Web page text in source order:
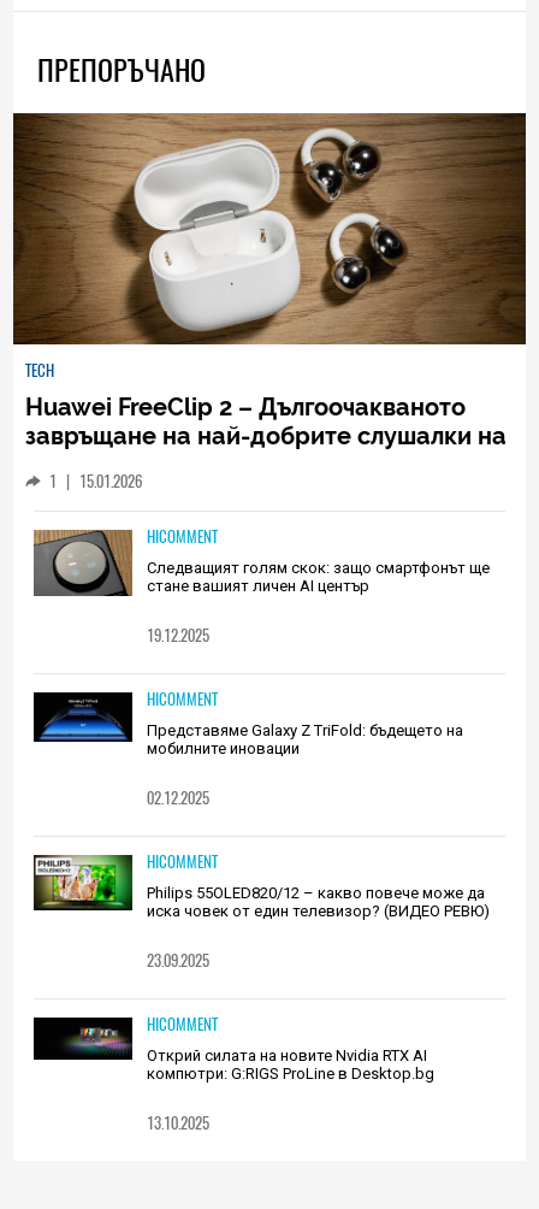
ПРЕПОРЪЧАНО
TECH
Huawei FreeClip 2 – Дългоочакваното
завръщане на най-добрите слушалки на
1 | 15.01.2026
HICOMMENT
Следващият голям скок: защо смартфонът ще
стане вашият личен AI център
19.12.2025
HICOMMENT
Представяме Galaxy Z TriFold: бъдещето на
мобилните иновации
02.12.2025
HICOMMENT
Philips 55OLED820/12 – какво повече може да
иска човек от един телевизор? (ВИДЕО РЕВЮ)
23.09.2025
HICOMMENT
Открий силата на новите Nvidia RTX AI
компютри: G:RIGS ProLine в Desktop.bg
13.10.2025